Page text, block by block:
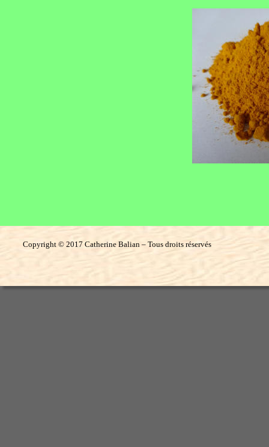
Copyright © 2017 Catherine Balian – Tous droits réservés